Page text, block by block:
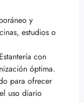
y
estudios o
Estantería con
óptima.
para ofrecer
uso diario